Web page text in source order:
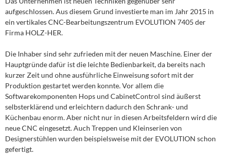
aufgeschlossen. Aus diesem Grund investierte man im Jahr 2015 in
ein vertikales CNC-Bearbeitungszentrum EVOLUTION 7405 der
Firma HOLZ-HER.
Die Inhaber sind sehr zufrieden mit der neuen Maschine. Einer der
Hauptgründe dafür ist die leichte Bedienbarkeit, da bereits nach
kurzer Zeit und ohne ausführliche Einweisung sofort mit der
Produktion gestartet werden konnte. Vor allem die
Softwarekomponenten Hops und CabinetControl sind äußerst
selbsterklärend und erleichtern dadurch den Schrank- und
Küchenbau enorm. Aber nicht nur in diesen Arbeitsfeldern wird die
neue CNC eingesetzt. Auch Treppen und Kleinserien von
Designerstühlen wurden beispielsweise mit der EVOLUTION schon
gefertigt.